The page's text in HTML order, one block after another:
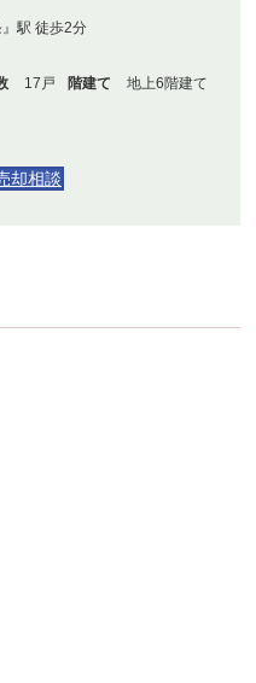
駅 徒歩2分
17戸 階建て 地上6階建て
却相談